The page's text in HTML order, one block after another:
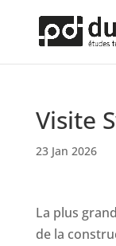
Visite
23 Jan 2026
La plus
de la